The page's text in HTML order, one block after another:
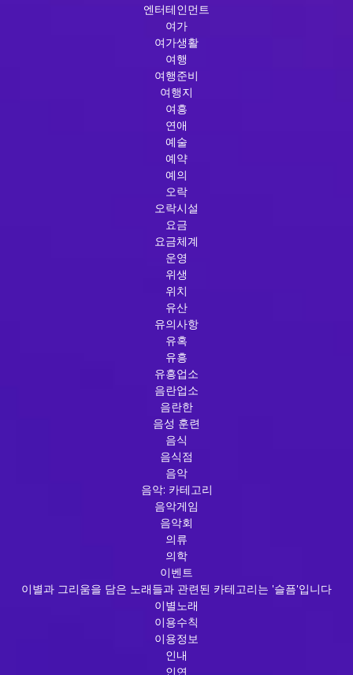
엔터테인먼트
여가
여가생활
여행
여행준비
여행지
여흥
연애
예술
예약
예의
오락
오락시설
요금
요금체계
운영
위생
위치
유산
유의사항
유혹
유흥
유흥업소
음란업소
음란한
음성 훈련
음식
음식점
음악
음악: 카테고리
음악게임
음악회
의류
의학
이벤트
이별과 그리움을 담은 노래들과 관련된 카테고리는 '슬픔'입니다
이별노래
이용수칙
이용정보
인내
인연